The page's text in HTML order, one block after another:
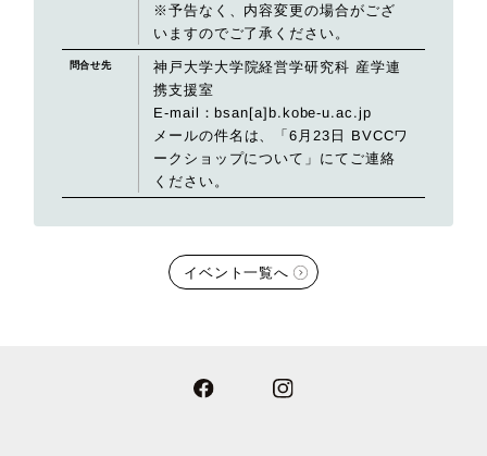
※予告なく、内容変更の場合がござ
いますのでご了承ください。
問合せ先 神戸大学大学院経営学研究科 産学連
携支援室
E-mail：bsan[a]b.kobe-u.ac.jp
メールの件名は、「6月23日 BVCCワ
ークショップについて」にてご連絡
ください。
イベント一覧へ